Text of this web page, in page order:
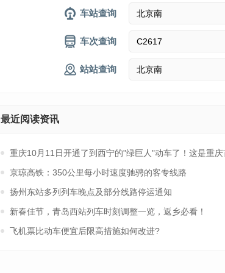
车站查询
车次查询
站站查询
最近阅读资讯
重庆10月11日开通了到西宁的"绿巨人"动车了！这是重
京琼高铁：350公里每小时速度驰骋的客专线路
扬州东站多列列车晚点及部分线路停运通知
新春佳节，青岛西站列车时刻调整一览，返乡必看！
飞机票比动车便宜后限高措施如何改进?